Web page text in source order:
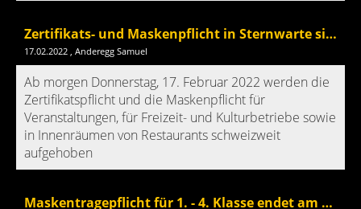
Zertifikats- und Maskenpflicht in Sternwarte sind aufgehoben
17.02.2022 , Anderegg Samuel
Ab morgen Donnerstag, 17. Februar 2022 werden die
Zertifikatspflicht und die Maskenpflicht für
Veranstaltungen, für Freizeit- und Kulturbetriebe sowie
in Innenräumen von Restaurants schweizweit
aufgehoben
Maskentragepflicht für 1. - 4. Klasse endet am 13. Februar